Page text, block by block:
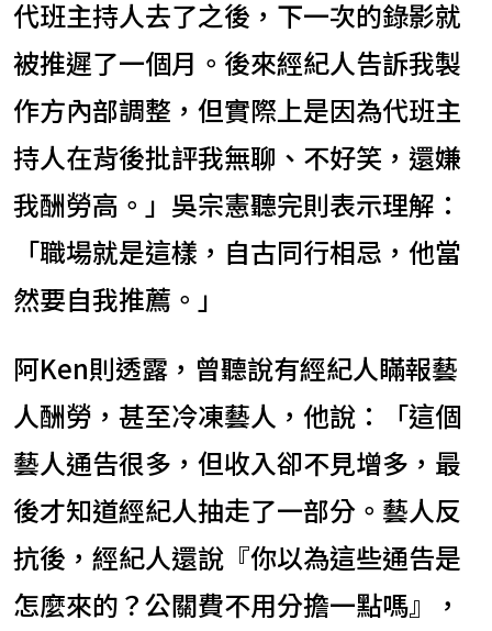
代班主持人去了之後，下一次的錄影就
被推遲了一個月。後來經紀人告訴我製
作方內部調整，但實際上是因為代班主
持人在背後批評我無聊、不好笑，還嫌
我酬勞高。」吳宗憲聽完則表示理解：
「職場就是這樣，自古同行相忌，他當
然要自我推薦。」
阿Ken則透露，曾聽說有經紀人瞞報藝
人酬勞，甚至冷凍藝人，他說：「這個
藝人通告很多，但收入卻不見增多，最
後才知道經紀人抽走了一部分。藝人反
抗後，經紀人還說『你以為這些通告是
怎麼來的？公關費不用分擔一點嗎』，